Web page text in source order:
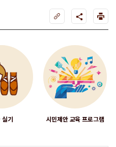
삶의 활력을 찾
실기
시민의 아이디어로 시작된 특별
한 여름 예술교육 프로그램
시민제안 교육 프로그램